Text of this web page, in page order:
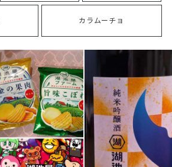
カラムーチョ